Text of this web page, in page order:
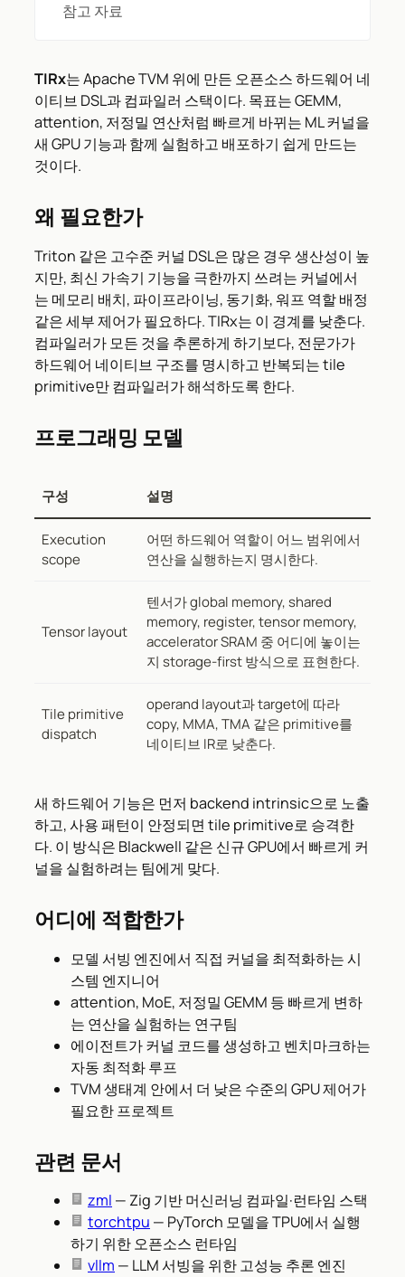
참고 자료
TIRx는 Apache TVM 위에 만든 오픈소스 하드웨어 네
이티브 DSL과 컴파일러 스택이다. 목표는 GEMM,
attention, 저정밀 연산처럼 빠르게 바뀌는 ML 커널을
새 GPU 기능과 함께 실험하고 배포하기 쉽게 만드는
것이다.
왜 필요한가
Triton 같은 고수준 커널 DSL은 많은 경우 생산성이 높
지만, 최신 가속기 기능을 극한까지 쓰려는 커널에서
는 메모리 배치, 파이프라이닝, 동기화, 워프 역할 배정
같은 세부 제어가 필요하다. TIRx는 이 경계를 낮춘다.
컴파일러가 모든 것을 추론하게 하기보다, 전문가가
하드웨어 네이티브 구조를 명시하고 반복되는 tile
primitive만 컴파일러가 해석하도록 한다.
프로그래밍 모델
구성 설명
Execution
scope
어떤 하드웨어 역할이 어느 범위에서
연산을 실행하는지 명시한다.
Tensor layout
텐서가 global memory, shared
memory, register, tensor memory,
accelerator SRAM 중 어디에 놓이는
지 storage-first 방식으로 표현한다.
Tile primitive
dispatch
operand layout과 target에 따라
copy, MMA, TMA 같은 primitive를
네이티브 IR로 낮춘다.
새 하드웨어 기능은 먼저 backend intrinsic으로 노출
하고, 사용 패턴이 안정되면 tile primitive로 승격한
다. 이 방식은 Blackwell 같은 신규 GPU에서 빠르게 커
널을 실험하려는 팀에게 맞다.
어디에 적합한가
모델 서빙 엔진에서 직접 커널을 최적화하는 시
스템 엔지니어
attention, MoE, 저정밀 GEMM 등 빠르게 변하
는 연산을 실험하는 연구팀
에이전트가 커널 코드를 생성하고 벤치마크하는
자동 최적화 루프
TVM 생태계 안에서 더 낮은 수준의 GPU 제어가
필요한 프로젝트
관련 문서
zml — Zig 기반 머신러닝 컴파일·런타임 스택
torchtpu — PyTorch 모델을 TPU에서 실행
하기 위한 오픈소스 런타임
vllm — LLM 서빙을 위한 고성능 추론 엔진